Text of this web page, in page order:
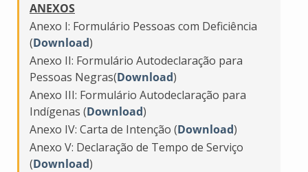
ANEXOS
Anexo I: Formulário Pessoas com Deficiência
(Download)
Anexo II: Formulário Autodeclaração para
Pessoas Negras(Download)
Anexo III: Formulário Autodeclaração para
Indígenas (Download)
Anexo IV: Carta de Intenção (Download)
Anexo V: Declaração de Tempo de Serviço
(Download)